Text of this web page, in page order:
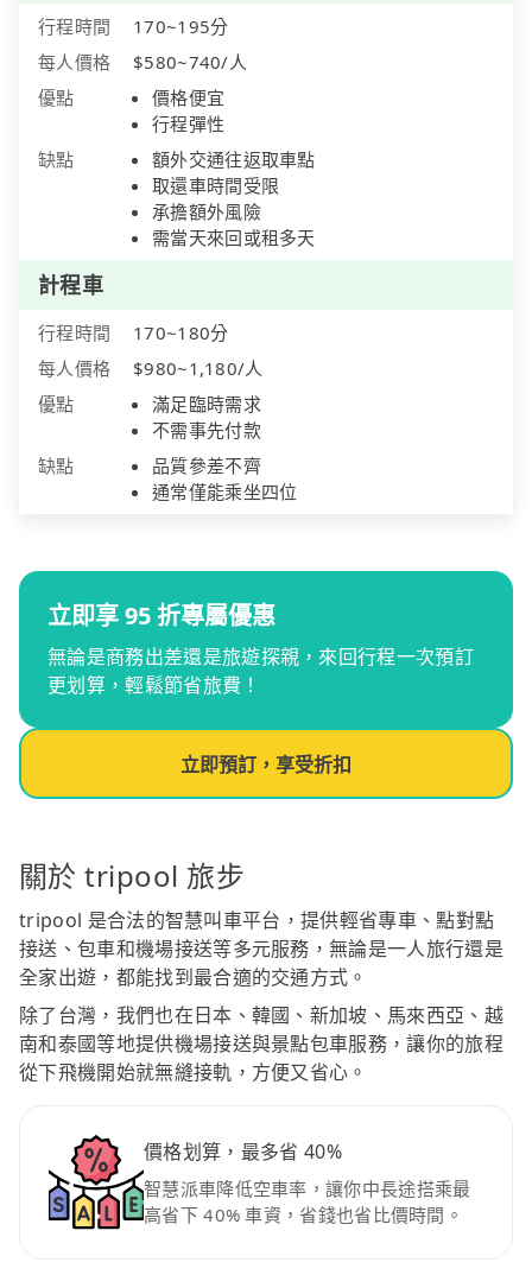
行程時間
170~195分
每人價格
$580~740/人
優點
價格便宜
行程彈性
缺點
額外交通往返取車點
取還車時間受限
承擔額外風險
需當天來回或租多天
計程車
行程時間
170~180分
每人價格
$980~1,180/人
優點
滿足臨時需求
不需事先付款
缺點
品質參差不齊
通常僅能乘坐四位
立即享 95 折專屬優惠
無論是商務出差還是旅遊探親，來回行程一次預訂
更划算，輕鬆節省旅費！
立即預訂，享受折扣
關於 tripool 旅步
tripool 是合法的智慧叫車平台，提供輕省專車、點對點
接送、包車和機場接送等多元服務，無論是一人旅行還是
全家出遊，都能找到最合適的交通方式。
除了台灣，我們也在日本、韓國、新加坡、馬來西亞、越
南和泰國等地提供機場接送與景點包車服務，讓你的旅程
從下飛機開始就無縫接軌，方便又省心。
價格划算，最多省 40%
智慧派車降低空車率，讓你中長途搭乘最
高省下 40% 車資，省錢也省比價時間。